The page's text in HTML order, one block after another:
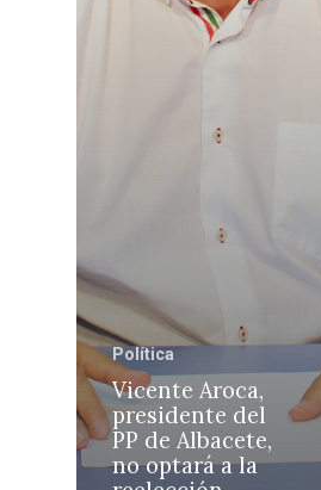
Política
Vicente Aroca,
presidente del
PP de Albacete,
no optará a la